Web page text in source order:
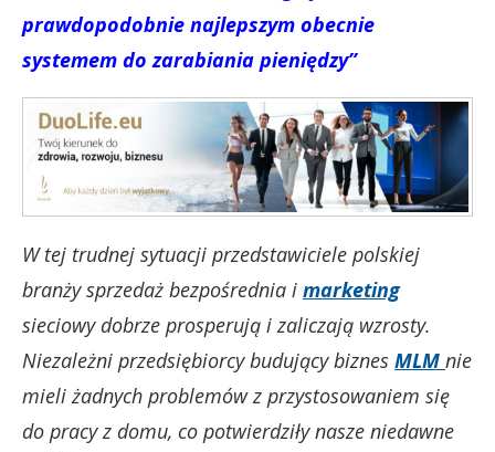
prawdopodobnie najlepszym obecnie
systemem do zarabiania pieniędzy”
W tej trudnej sytuacji przedstawiciele polskiej
branży sprzedaż bezpośrednia i marketing
sieciowy dobrze prosperują i zaliczają wzrosty.
Niezależni przedsiębiorcy budujący biznes MLM nie
mieli żadnych problemów z przystosowaniem się
do pracy z domu, co potwierdziły nasze niedawne